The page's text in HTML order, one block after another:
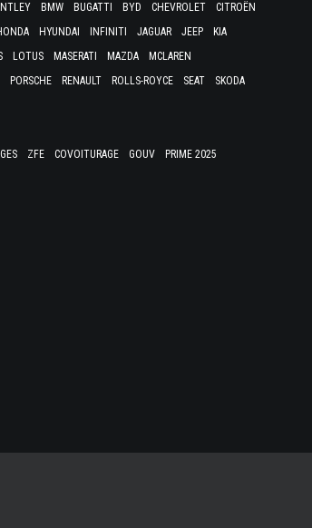
BMW BUGATTI BYD CHEVROLET
CITROËN
HYUNDAI INFINITI JAGUAR JEEP
KIA
LOTUS MASERATI MAZDA
MCLAREN
PORSCHE RENAULT ROLLS-ROYCE SEAT
SKODA
ZFE COVOITURAGE GOUV
PRIME 2025